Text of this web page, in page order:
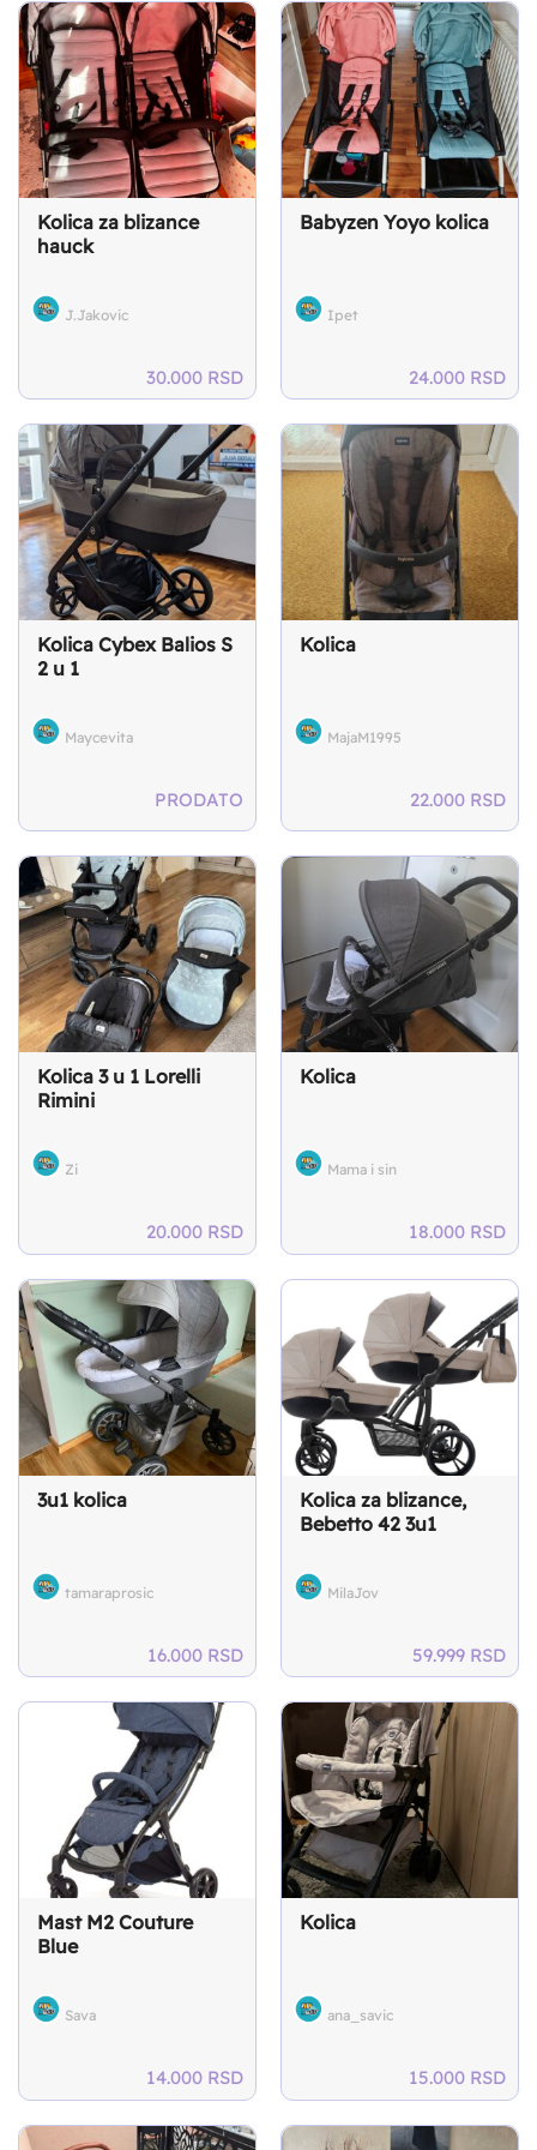
Kolica za blizance
hauck
J.Jakovic
30.000 RSD
Babyzen Yoyo kolica
Ipet
24.000 RSD
Kolica Cybex Balios S
2 u 1
Maycevita
PRODATO
Kolica
MajaM1995
22.000 RSD
Kolica 3 u 1 Lorelli
Rimini
Zi
20.000 RSD
Kolica
Mama i sin
18.000 RSD
3u1 kolica
tamaraprosic
16.000 RSD
Kolica za blizance,
Bebetto 42 3u1
MilaJov
59.999 RSD
Mast M2 Couture
Blue
Sava
14.000 RSD
Kolica
ana_savic
15.000 RSD